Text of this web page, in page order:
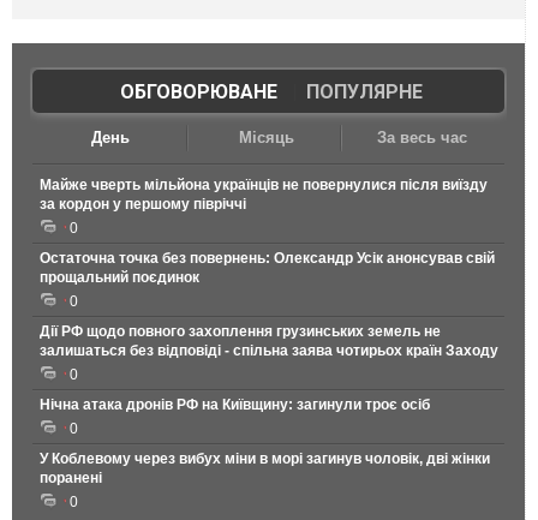
ОБГОВОРЮВАНЕ| ПОПУЛЯРНЕ
День Місяць За весь час
Майже чверть мільйона українців не повернулися після виїзду
за кордон у першому півріччі
0
Остаточна точка без повернень: Олександр Усік анонсував свій
прощальний поєдинок
0
Дії РФ щодо повного захоплення грузинських земель не
залишаться без відповіді - спільна заява чотирьох країн Заходу
0
Нічна атака дронів РФ на Київщину: загинули троє осіб
0
У Коблевому через вибух міни в морі загинув чоловік, дві жінки
поранені
0